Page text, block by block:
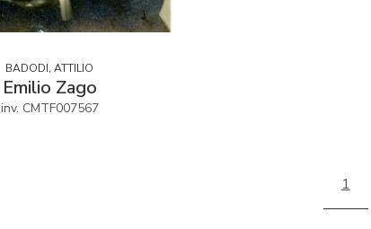
BADODI, ATTILIO
Emilio Zago
inv. CMTF007567
1